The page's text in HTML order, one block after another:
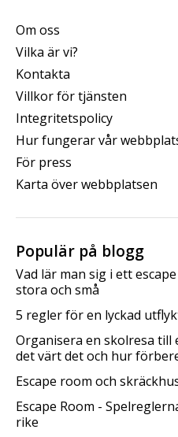
Om oss
Vilka är vi?
Kontakta
Villkor för tjänsten
Integritetspolicy
Hur fungerar vår
För press
Karta över webbplatsen
Populär på blogg
Vad lär man sig i ett
stora och små
5 regler för en lyckad
Organisera en skolresa
det värt det och hur
Escape room och
Escape Room -
rike